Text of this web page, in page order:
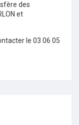
des
et
le 03 06 05